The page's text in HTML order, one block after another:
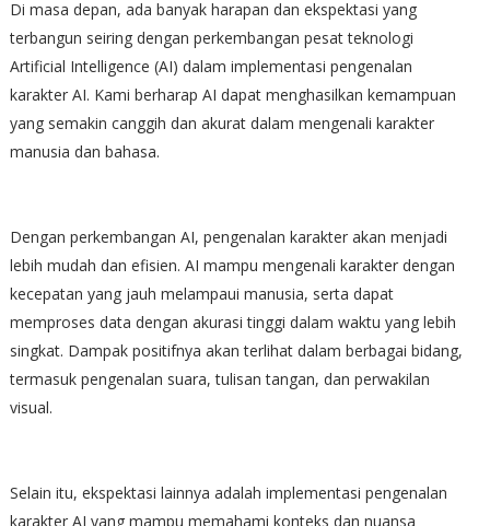
Di masa depan, ada banyak harapan dan ekspektasi yang
terbangun seiring dengan perkembangan pesat teknologi
Artificial Intelligence (AI) dalam implementasi pengenalan
karakter AI. Kami berharap AI dapat menghasilkan kemampuan
yang semakin canggih dan akurat dalam mengenali karakter
manusia dan bahasa.
Dengan perkembangan AI, pengenalan karakter akan menjadi
lebih mudah dan efisien. AI mampu mengenali karakter dengan
kecepatan yang jauh melampaui manusia, serta dapat
memproses data dengan akurasi tinggi dalam waktu yang lebih
singkat. Dampak positifnya akan terlihat dalam berbagai bidang,
termasuk pengenalan suara, tulisan tangan, dan perwakilan
visual.
Selain itu, ekspektasi lainnya adalah implementasi pengenalan
karakter AI yang mampu memahami konteks dan nuansa